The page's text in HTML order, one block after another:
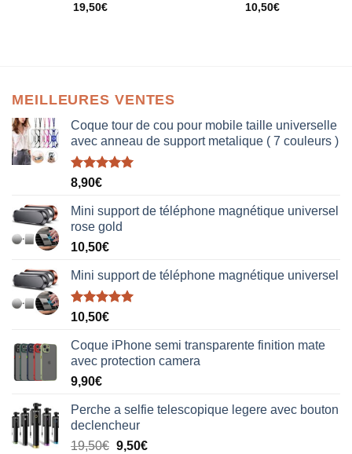
19,50€
10,50€
MEILLEURES VENTES
Coque tour de cou pour mobile taille universelle
avec anneau de support metalique ( 7 couleurs )
Note5.00
8,90€
Mini support de téléphone magnétique universel
rose gold
10,50€
Mini support de téléphone magnétique universel
Note5.00
10,50€
Coque iPhone semi transparente finition mate
avec protection camera
9,90€
Perche a selfie telescopique legere avec bouton
declencheur
19,50€ 9,50€